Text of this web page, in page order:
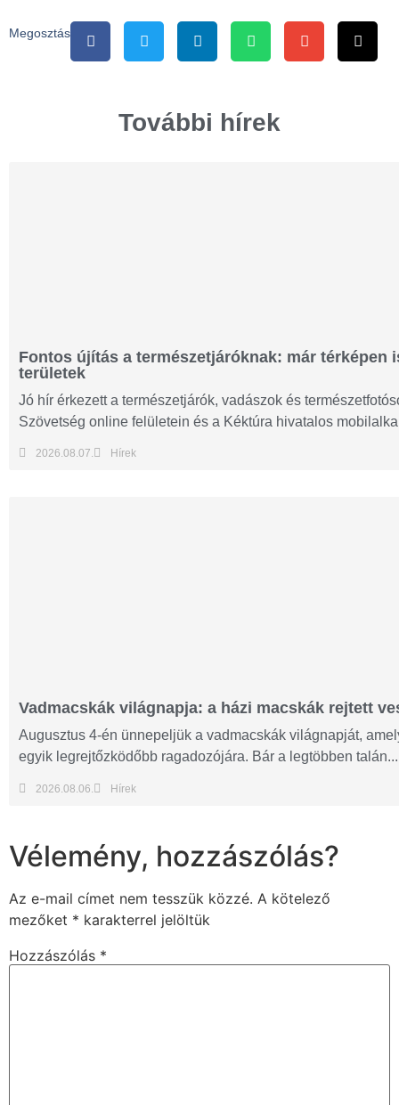
Megosztás
További hírek
Fontos újítás a természetjáróknak: már térképen
területek
Jó hír érkezett a természetjárók, vadászok és
Szövetség online felületein és a Kéktúra hivatalos
2026.08.07. Hírek
Vadmacskák világnapja: a házi macskák rejtett
Augusztus 4-én ünnepeljük a vadmacskák világnapját,
egyik legrejtőzködőbb ragadozójára. Bár a legtöbben talán...
2026.08.06. Hírek
Vélemény, hozzászólás?
Az e-mail címet nem tesszük közzé. A kötelező
mezőket * karakterrel jelöltük
Hozzászólás *